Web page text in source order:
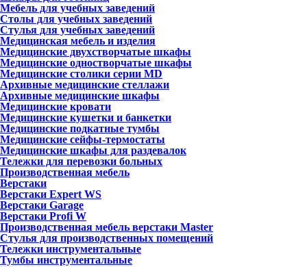
Мебель для учебных заведений
Столы для учебных заведений
Стулья для учебных заведений
Медицинская мебель и изделия
Медицинские двухстворчатые шкафы
Медицинские одностворчатые шкафы
Медицинские столики серии MD
Архивные медицинские стеллажи
Архивные медицинские шкафы
Медицинские кровати
Медицинские кушетки и банкетки
Медицинские подкатные тумбы
Медицинские сейфы-термостаты
Медицинские шкафы для раздевалок
Тележки для перевозки больных
Производственная мебель
Верстаки
Верстаки Expert WS
Верстаки Garage
Верстаки Profi W
Производственная мебель верстаки Master
Стулья для производственных помещений
Тележки инструментальные
Тумбы инструментальные